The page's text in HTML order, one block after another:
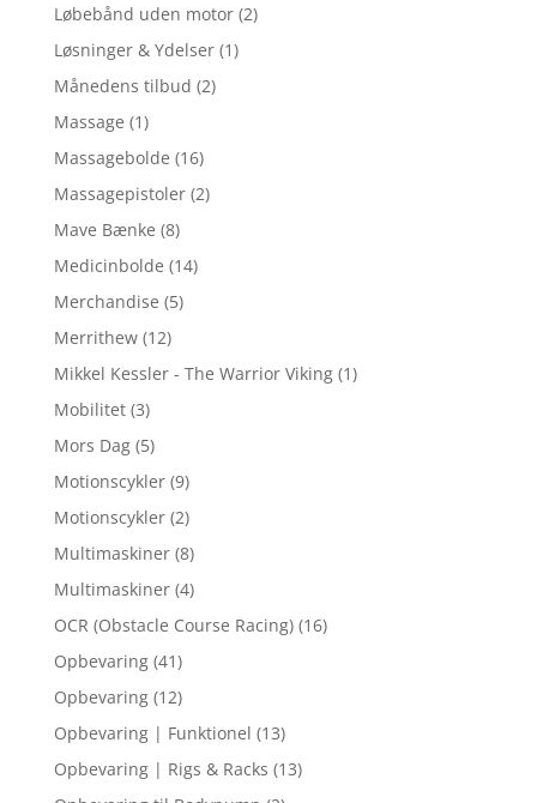
Løbebånd uden motor (2)
Løsninger & Ydelser (1)
Månedens tilbud (2)
Massage (1)
Massagebolde (16)
Massagepistoler (2)
Mave Bænke (8)
Medicinbolde (14)
Merchandise (5)
Merrithew (12)
Mikkel Kessler - The Warrior Viking (1)
Mobilitet (3)
Mors Dag (5)
Motionscykler (9)
Motionscykler (2)
Multimaskiner (8)
Multimaskiner (4)
OCR (Obstacle Course Racing) (16)
Opbevaring (41)
Opbevaring (12)
Opbevaring | Funktionel (13)
Opbevaring | Rigs & Racks (13)